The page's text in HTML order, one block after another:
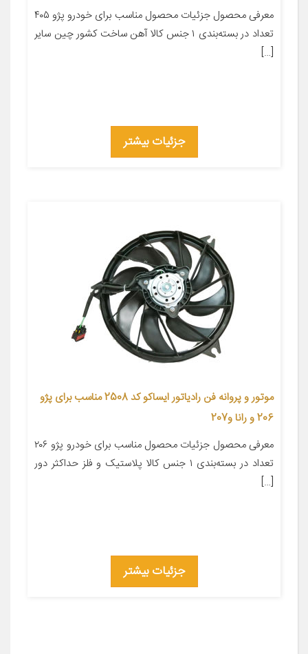
معرفی محصول جزئیات محصول مناسب برای خودرو پژو ۴۰۵
تعداد در بسته‌بندی ۱ جنس کالا آهن ساخت کشور چین سایر
[…]
جزئیات بیشتر
موتور و پروانه فن رادیاتور ایساکو کد 2508 مناسب برای پژو
206 و رانا و207
معرفی محصول جزئیات محصول مناسب برای خودرو پژو ۲۰۶
تعداد در بسته‌بندی ۱ جنس کالا پلاستیک و فلز حداکثر دور
[…]
جزئیات بیشتر